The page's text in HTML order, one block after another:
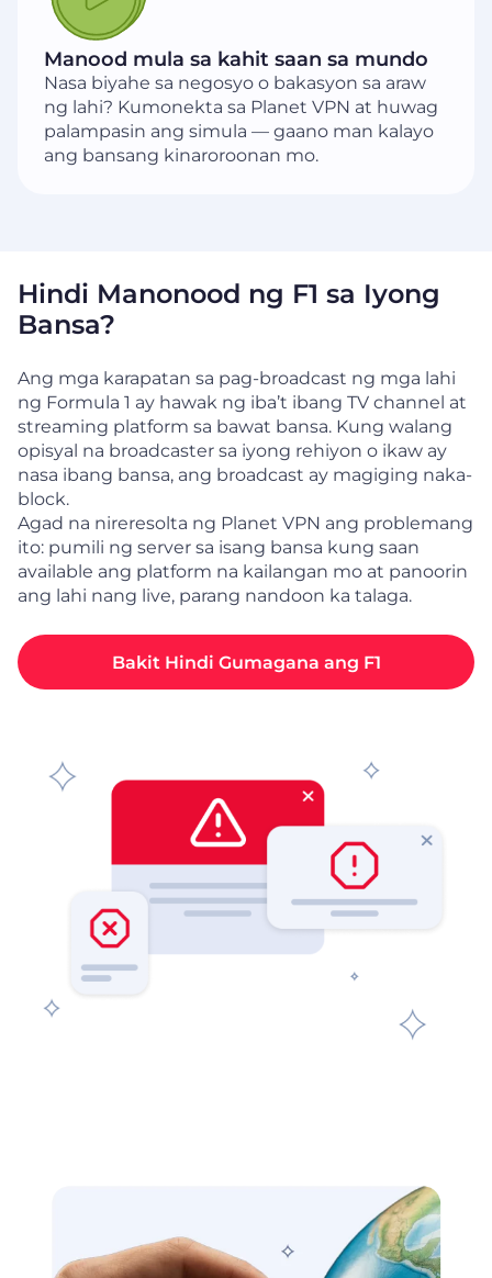
Manood mula sa kahit saan sa mundo
Nasa biyahe sa negosyo o bakasyon sa araw
ng lahi? Kumonekta sa Planet VPN at huwag
palampasin ang simula — gaano man kalayo
ang bansang kinaroroonan mo.
Hindi Manonood ng F1 sa Iyong
Bansa?
Ang mga karapatan sa pag-broadcast ng mga lahi
ng Formula 1 ay hawak ng iba’t ibang TV channel at
streaming platform sa bawat bansa. Kung walang
opisyal na broadcaster sa iyong rehiyon o ikaw ay
nasa ibang bansa, ang broadcast ay magiging naka-
block.
Agad na nireresolta ng Planet VPN ang problemang
ito: pumili ng server sa isang bansa kung saan
available ang platform na kailangan mo at panoorin
ang lahi nang live, parang nandoon ka talaga.
Bakit Hindi Gumagana ang F1